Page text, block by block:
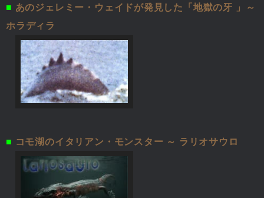
■ あのジェレミー・ウェイドが発見した「地獄の牙 」～
ホラディラ
■ コモ湖のイタリアン・モンスター ～ ラリオサウロ